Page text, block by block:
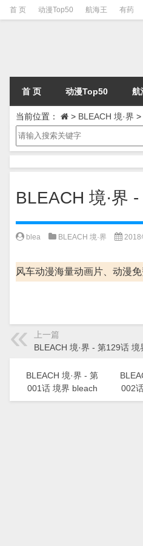
首 页 动漫Top50 航海王 有药
首 页 动漫Top50 航
当前位置： > BLEACH 境·界 >
BLEACH 境·界
blea BLEACH 境·界 2018
风车动漫海量动画片、动漫
上一篇
BLEACH 境·界 - 第129话 境
BLEACH 境·界 - 第
001话 境界 bleach
002